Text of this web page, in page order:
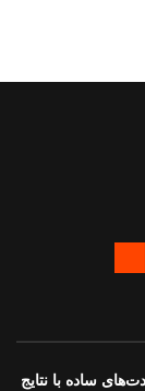
ساده با نتایج